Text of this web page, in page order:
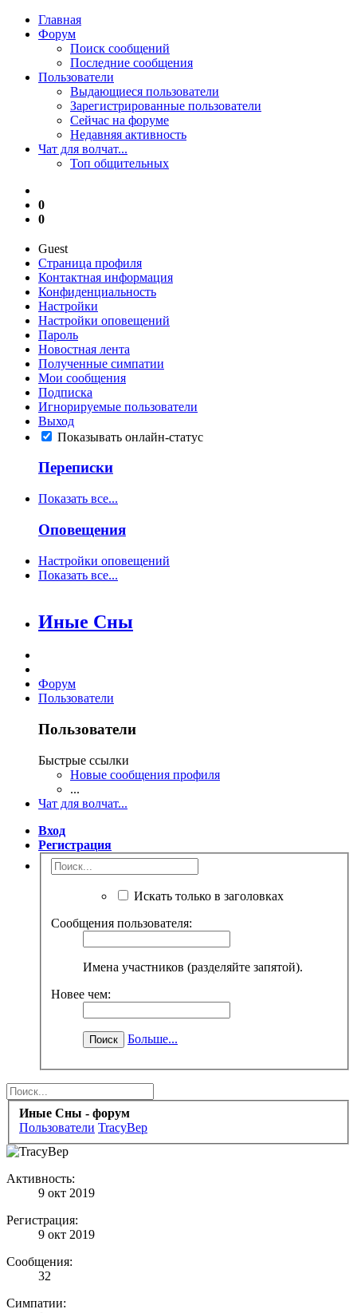
Главная
Форум
Поиск сообщений
Последние сообщения
Пользователи
Выдающиеся пользователи
Зарегистрированные пользователи
Сейчас на форуме
Недавняя активность
Чат для волчат...
Топ общительных
0
0
Guest
Страница профиля
Контактная информация
Конфиденциальность
Настройки
Настройки оповещений
Пароль
Новостная лента
Полученные симпатии
Мои сообщения
Подписка
Игнорируемые пользователи
Выход
Показывать онлайн-статус
Переписки
Показать все...
Оповещения
Настройки оповещений
Показать все...
Иные Сны
Форум
Пользователи
Пользователи
Быстрые ссылки
Новые сообщения профиля
...
Чат для волчат...
Вход
Регистрация
Искать только в заголовках
Сообщения пользователя:
Имена участников (разделяйте запятой).
Новее чем:
Больше...
Иные Сны - форум
Пользователи TracyBep
Активность:
9 окт 2019
Регистрация:
9 окт 2019
Сообщения:
32
Симпатии: